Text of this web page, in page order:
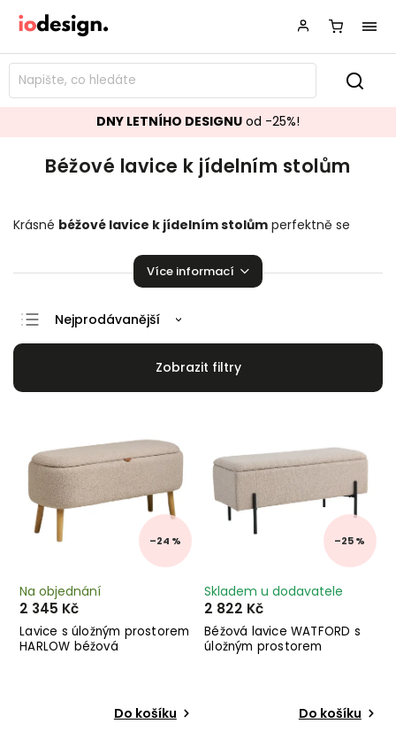
DNY LETNÍHO DESIGNU od -25%!
Béžové lavice k jídelním stolům
Krásné béžové lavice k jídelním stolům perfektně se
Je radost na nich sedět!
Více informací
Doporučujeme
Nejprodávanější
–24 %
Lavice s úložným prostorem
HARLOW béžová
Na objednání
2 345 Kč
Do košíku
–25 %
Béžová lavice WATFORD s
úložným prostorem
Skladem u dodavatele
2 822 Kč
Do košíku